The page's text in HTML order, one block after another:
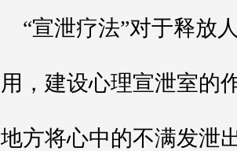
“宣泄疗法”对于释放
用，建设心理宣泄室的
地方将心中的不满发泄